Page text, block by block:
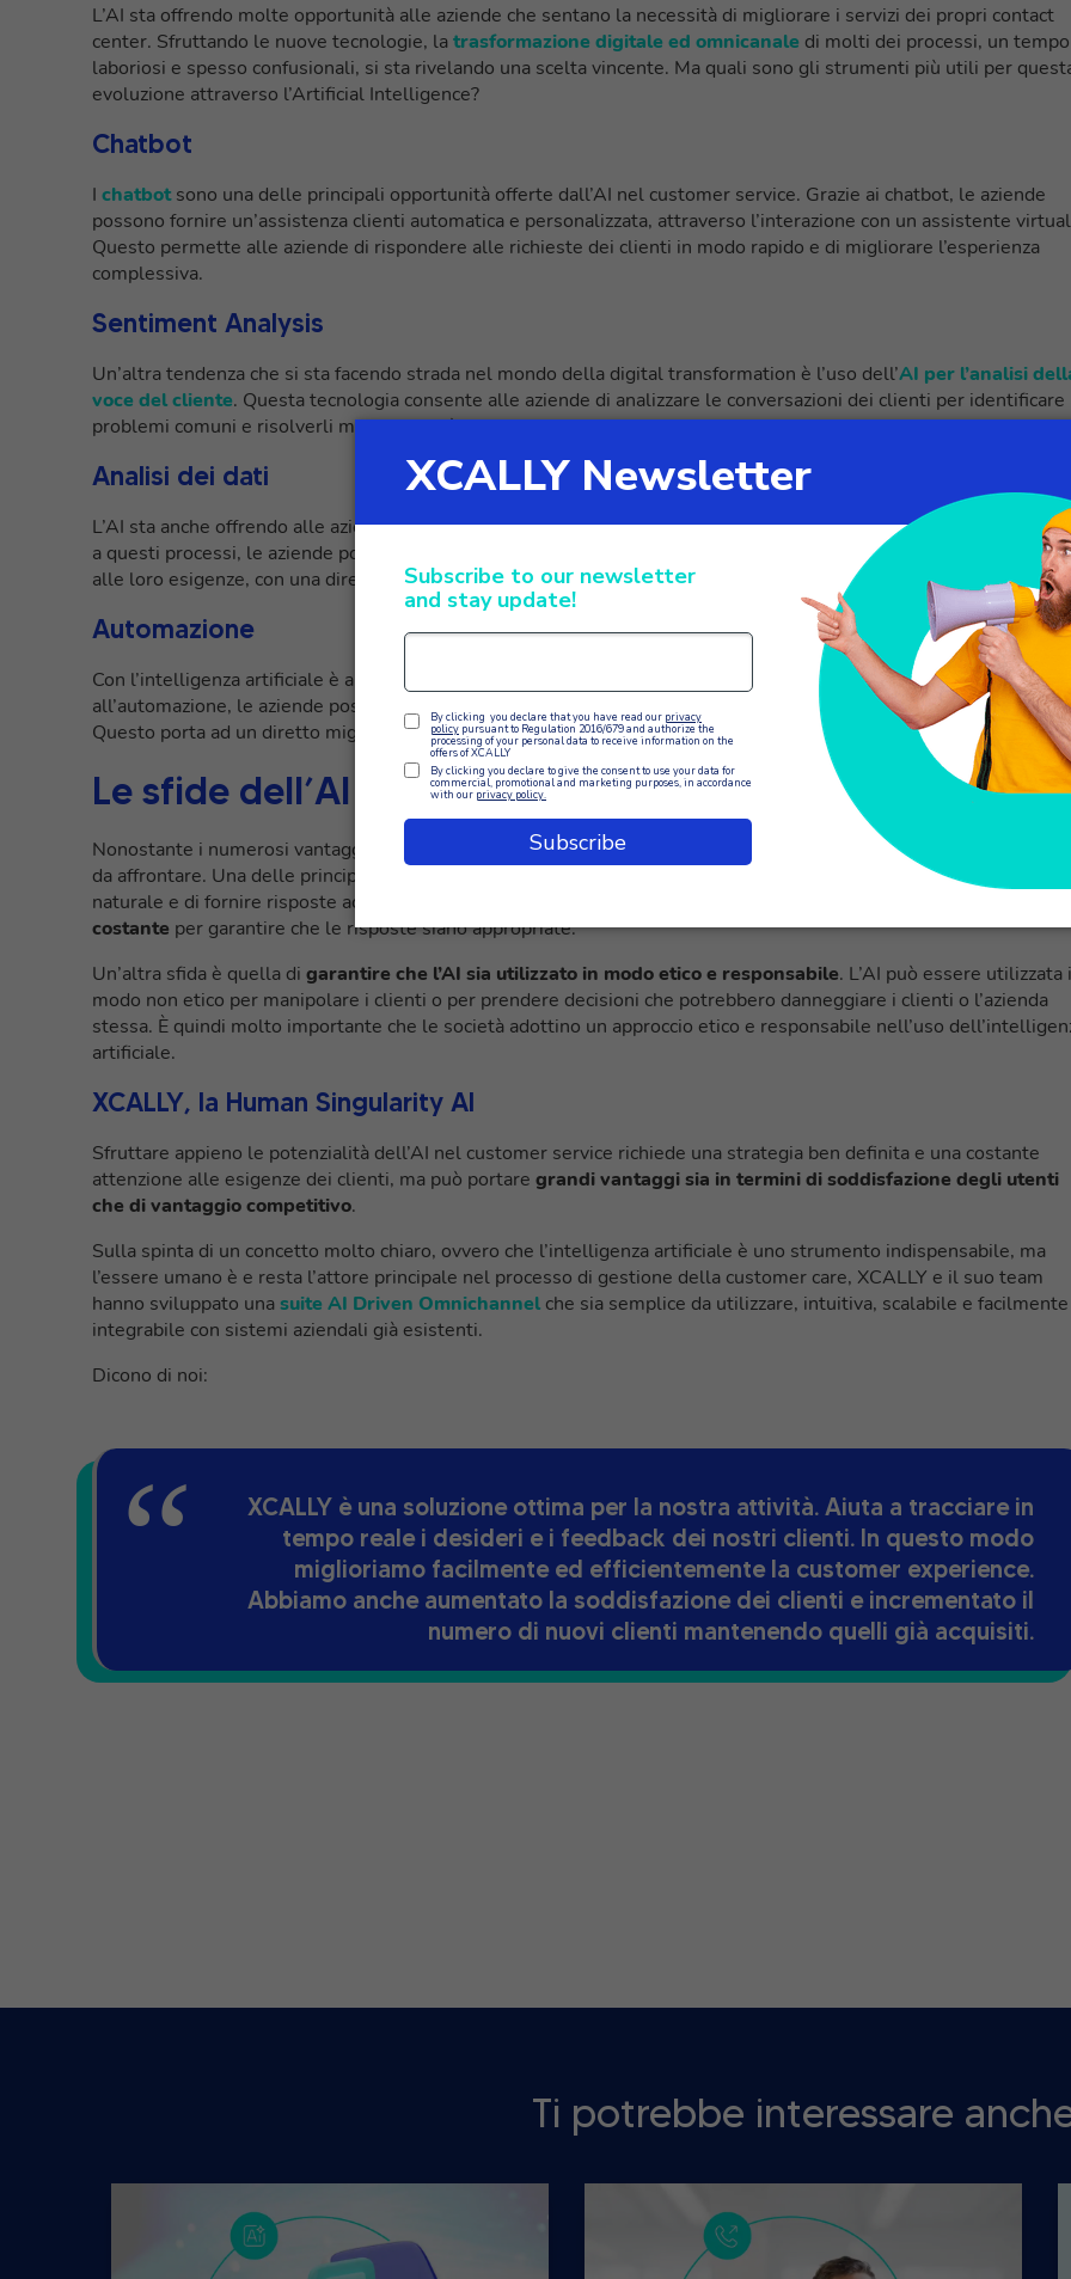
L’AI sta offrendo molte opportunità alle aziende che sentano la necessità di migliorare i servizi dei propri contact
center. Sfruttando le nuove tecnologie, latrasformazione digitale ed omnicanale di molti dei processi, un tempo
laboriosi e spesso confusionali, si sta rivelando una scelta vincente. Ma quali sono gli strumenti più utili per
evoluzione attraverso l’Artificial Intelligence?
Chatbot
I chatbotsono una delle principali opportunità offerte dall’AI nel customer service. Grazie ai chatbot, le aziende
possono fornire un’assistenza clienti automatica e personalizzata, attraverso l’interazione con un assistente
Questo permette alle aziende di rispondere alle richieste dei clienti in modo rapido e di migliorare l’esperienza
complessiva.
Sentiment Analysis
Un’altra tendenza che si sta facendo strada nel mondo della digital transformation è l’uso dell’AI per l’analisi
voce del cliente. Questa tecnologia consente alle aziende di analizzare le conversazioni dei clienti per identificare
problemi comuni e risolverli man mano più facilmente attraverso interventi mirati alla customer satisfaction.
Analisi dei dati
L’AI sta anche offrendo alle aziende l’opportunità di analizzare i dati dei clienti in modo più accurato e rapido.
a questi processi, le aziende possono
e fornire soluzioni
alle loro esigenze, con una diretta conseguenza sulla fidelizzazione dell’utente nei confronti del brand.
Automazione
Con l’intelligenza artificiale è anche più facile automatizzare molte delle attività di customer service. Grazie
all’automazione, le aziende possono gestire le richieste dei clienti in modo più efficiente e ridurre il tempo di
Questo porta ad un diretto miglioramento dell’esperienza cliente e di ridurre i costi di gestione.
Le sfide dell’AI nel Customer Service
Nonostante i numerosi vantaggi dell’uso dell’Artificial Intelligence nel customer service, ci sono anche alcune
da affrontare. Una delle principali sfide è quella di garantire che l’AI sia in grado di comprendere il linguaggio
naturale e di fornire risposte accurate ai clienti. Ciò richiede una
costante per garantire che le risposte siano appropriate.
Un’altra sfida è quella di garantire che l’AI sia utilizzato in modo etico e responsabile. L’AI può essere utilizzata
modo non etico per manipolare i clienti o per prendere decisioni che potrebbero danneggiare i clienti o l’azienda
stessa. È quindi molto importante che le società adottino un approccio etico e responsabile nell’uso
artificiale.
XCALLY, la Human Singularity AI
Sfruttare appieno le potenzialità dell’AI nel customer service richiede una strategia ben definita e una costante
attenzione alle esigenze dei clienti, ma può portare grandi vantaggi sia in termini di soddisfazione degli utenti
che di vantaggio competitivo.
Sulla spinta di un concetto molto chiaro, ovvero che l’intelligenza artificiale è uno strumento indispensabile, ma
l’essere umano è e resta l’attore principale nel processo di gestione della customer care, XCALLY e il suo team
hanno sviluppato unasuite AI Driven Omnichannelche sia semplice da utilizzare, intuitiva, scalabile e facilmente
integrabile con sistemi aziendali già esistenti.
Dicono di noi:
XCALLY è una soluzione ottima per la nostra attività. Aiuta a tracciare in
tempo reale i desideri e i feedback dei nostri clienti. In questo modo
miglioriamo facilmente ed efficientemente la customer experience.
Abbiamo anche aumentato la soddisfazione dei clienti e incrementato il
numero di nuovi clienti mantenendo quelli già acquisiti.
Ti potrebbe interessare